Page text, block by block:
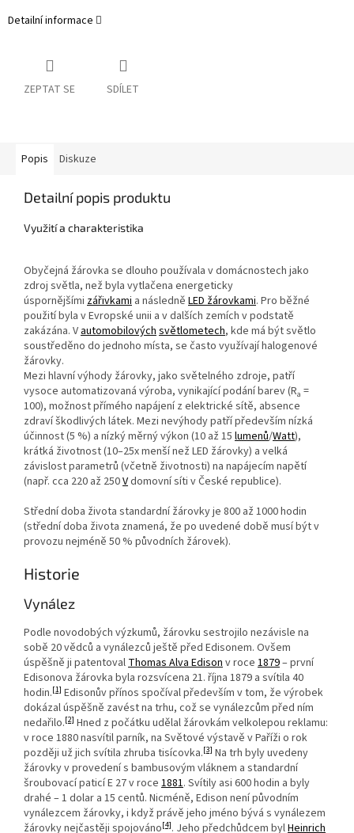
Detailní informace
ZEPTAT SE SDÍLET
Popis Diskuze
Detailní popis produktu
Využití a charakteristika
Obyčejná žárovka se dlouho používala v domácnostech jako
zdroj světla, než byla vytlačena energeticky
úspornějšími zářivkami a následně LED žárovkami. Pro běžné
použití byla v Evropské unii a v dalších zemích v podstatě
zakázána. Vautomobilovýchsvětlometech, kde má být světlo
soustředěno do jednoho místa, se často využívají halogenové
žárovky.
Mezi hlavní výhody žárovky, jako světelného zdroje, patří
vysoce automatizovaná výroba, vynikající podání barev (Ra =
100), možnost přímého napájení z elektrické sítě, absence
zdraví škodlivých látek. Mezi nevýhody patří především nízká
účinnost (5 %) a nízký měrný výkon (10 až⁠ 15 lumenů/Watt),
krátká životnost (10–⁠25x menší než LED žárovky) a velká
závislost parametrů (včetně životnosti) na napájecím napětí
(např. cca 220 až 250Vdomovní síti v České republice).
Střední doba života standardní žárovky je 800 až 1000 hodin
(střední doba života znamená, že po uvedené době musí být v
provozu nejméně 50 % původních žárovek).
Historie
Vynález
Podle novodobých výzkumů, žárovku sestrojilo nezávisle na
sobě 20 vědců a vynálezců ještě před Edisonem. Ovšem
úspěšně ji patentovalThomas Alva Edisonv roce 1879– první
Edisonova žárovka byla rozsvícena 21. října 1879 a svítila 40
hodin.[1] Edisonův přínos spočíval především v tom, že výrobek
dokázal úspěšně zavést na trhu, což se vynálezcům před ním
nedařilo.[2] Hned z počátku udělal žárovkám velkolepou reklamu:
v roce 1880 nasvítil parník, na Světové výstavě v Paříži o rok
později už jich svítila zhruba tisícovka.[3] Na trh byly uvedeny
žárovky v provedení s bambusovým vláknem a standardní
šroubovací paticí E 27 v roce 1881. Svítily asi 600 hodin a byly
drahé – 1 dolar a 15 centů. Nicméně, Edison není původním
vynálezcem žárovky, i když právě jeho jméno bývá s vynálezem
žárovky nejčastěji spojováno[4]. Jeho předchůdcem bylHeinrich